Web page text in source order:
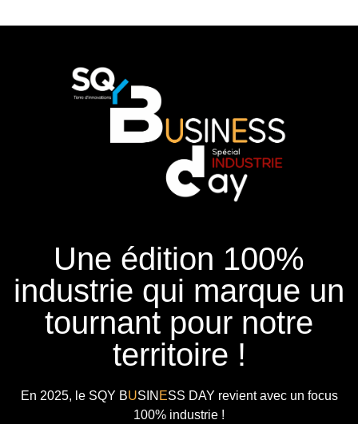
Une édition 100%
industrie qui marque un
tournant pour notre
territoire !
En 2025, le SQY BUSIN ESS DAY revient avec un focus
100% industrie !